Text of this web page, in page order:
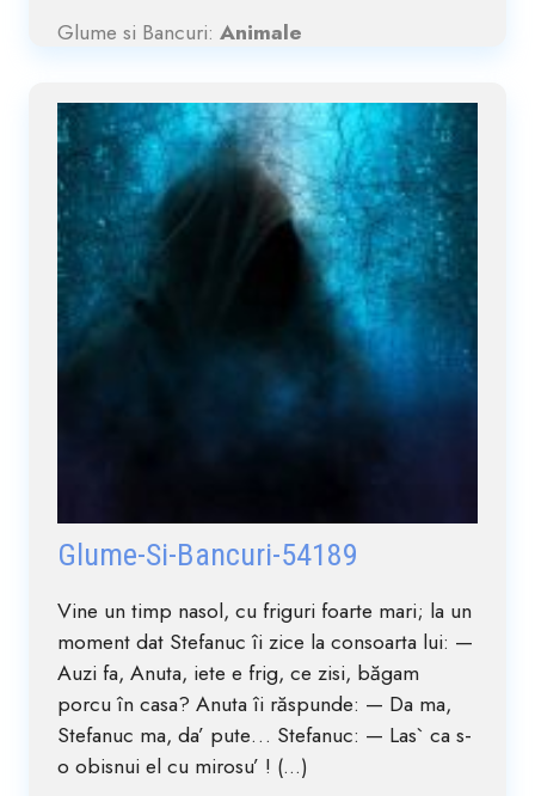
Glume si Bancuri: Animale
Glume-Si-Bancuri-54189
Vine un timp nasol, cu friguri foarte mari; la un
moment dat Stefanuc îi zice la consoarta lui: —
Auzi fa, Anuta, iete e frig, ce zisi, băgam
porcu în casa? Anuta îi răspunde: — Da ma,
Stefanuc ma, da’ pute… Stefanuc: — Las` ca s-
o obisnui el cu mirosu’ ! (...)